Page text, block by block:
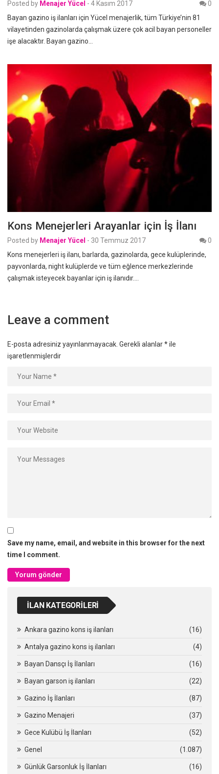
Posted by Menajer Yücel - 4 Kasım 2017
0
Bayan gazino iş ilanları için Yücel menajerlik, tüm Türkiye’nin 81
vilayetinden gazinolarda çalışmak üzere çok acil bayan personeller
işe alacaktır. Bayan gazino…
Kons Menejerleri Arayanlar için İş İlanı
Posted by Menajer Yücel - 30 Temmuz 2017
0
Kons menejerleri iş ilanı, barlarda, gazinolarda, gece kulüplerinde,
payvonlarda, night kulüplerde ve tüm eğlence merkezlerinde
çalışmak isteyecek bayanlar için iş ilanıdır.…
Leave a comment
E-posta adresiniz yayınlanmayacak. Gerekli alanlar*ile
işaretlenmişlerdir
Save my name, email, and website in this browser for the next
time I comment.
İLAN KATEGORILERI
Ankara gazino kons iş ilanları (16)
Antalya gazino kons iş ilanları (4)
Bayan Dansçı İş İlanları (16)
Bayan garson iş ilanları (22)
Gazino İş İlanları (87)
Gazino Menajeri (37)
Gece Kulübü İş İlanları (52)
Genel (1.087)
Günlük Garsonluk İş İlanları (16)